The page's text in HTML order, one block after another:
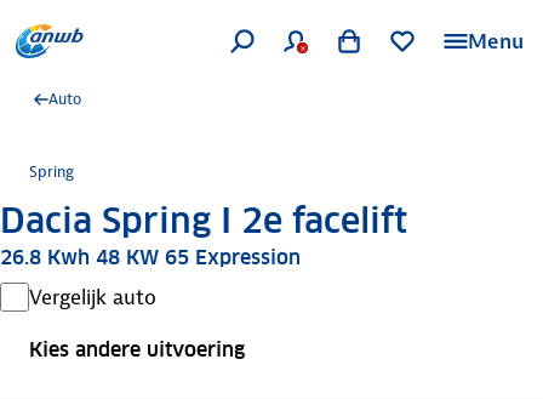
Menu
Auto
Spring
Dacia Spring I 2e facelift
26.8 Kwh 48 KW 65 Expression
Vergelijk auto
Kies andere uitvoering